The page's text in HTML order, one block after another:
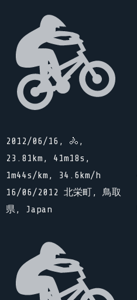
2012/06/16, 🚴,
23.81km, 41m18s,
1m44s/km, 34.6km/h
16/06/2012 北栄町, 鳥取
県, Japan